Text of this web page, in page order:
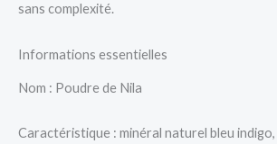
sans complexité.
Informations essentielles
Nom : Poudre de Nila
Caractéristique : minéral naturel bleu